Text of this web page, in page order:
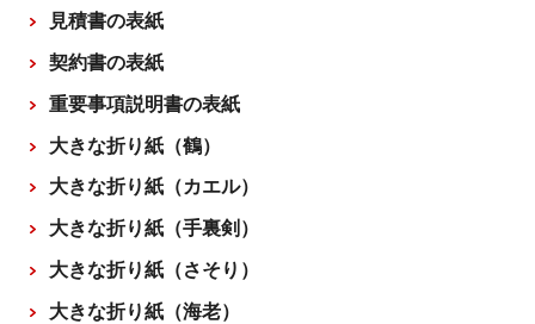
見積書の表紙
契約書の表紙
重要事項説明書の表紙
大きな折り紙（鶴）
大きな折り紙（カエル）
大きな折り紙（手裏剣）
大きな折り紙（さそり）
大きな折り紙（海老）